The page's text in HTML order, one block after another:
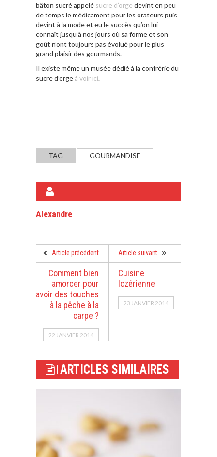
bâton sucré appelé sucre d’orge devint en peu
de temps le médicament pour les orateurs puis
devint à la mode et eu le succès qu’on lui
connaît jusqu’à nos jours où sa forme et son
goût n’ont toujours pas évolué pour le plus
grand plaisir des gourmands.
Il existe même un musée dédié à la confrérie du
sucre d’orgeà voir ici.
TAG GOURMANDISE
Alexandre
Article précédent
Comment bien
amorcer pour
avoir des touches
à la pêche à la
carpe ?
22 JANVIER 2014
Article suivant
Cuisine
lozérienne
23 JANVIER 2014
ARTICLES SIMILAIRES